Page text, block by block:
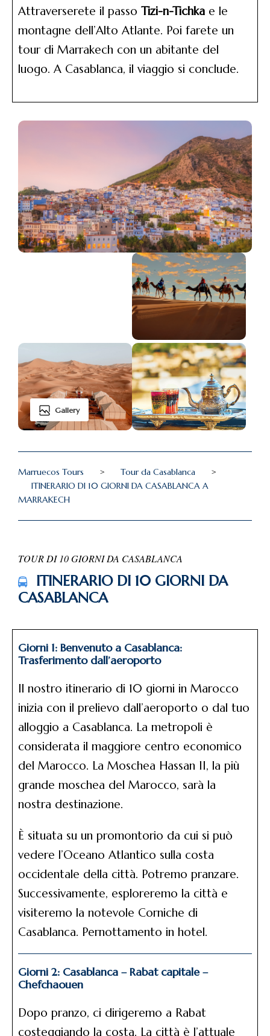
Attraverserete il passo Tizi-n-Tichka e le
montagne dell’Alto Atlante. Poi farete un
tour di Marrakech con un abitante del
luogo. A Casablanca, il viaggio si conclude.
Gallery
Marruecos Tours > Tour da Casablanca
>
ITINERARIO DI 10 GIORNI DA CASABLANCA A
MARRAKECH
TOUR DI 10 GIORNI DA CASABLANCA
ITINERARIO DI 10 GIORNI DA
CASABLANCA
Giorni 1: Benvenuto a Casablanca:
Trasferimento dall’aeroporto
Il nostro itinerario di 10 giorni in Marocco
inizia con il prelievo dall’aeroporto o dal tuo
alloggio a Casablanca. La metropoli è
considerata il maggiore centro economico
del Marocco. La Moschea Hassan II, la più
grande moschea del Marocco, sarà la
nostra destinazione.
È situata su un promontorio da cui si può
vedere l’Oceano Atlantico sulla costa
occidentale della città. Potremo pranzare.
Successivamente, esploreremo la città e
visiteremo la notevole Corniche di
Casablanca. Pernottamento in hotel.
Giorni 2: Casablanca – Rabat capitale –
Chefchaouen
Dopo pranzo, ci dirigeremo a Rabat
costeggiando la costa. La città è l’attuale